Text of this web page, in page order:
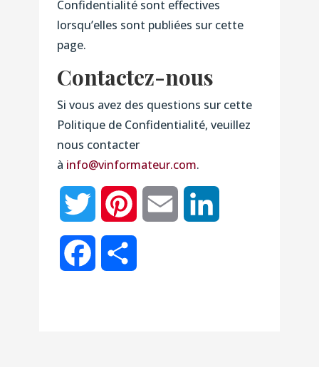
Confidentialité sont effectives
lorsqu’elles sont publiées sur cette
page.
Contactez-nous
Si vous avez des questions sur cette
Politique de Confidentialité, veuillez
nous contacter
à info@vinformateur.com.
Twitter Pinterest Email
Facebook